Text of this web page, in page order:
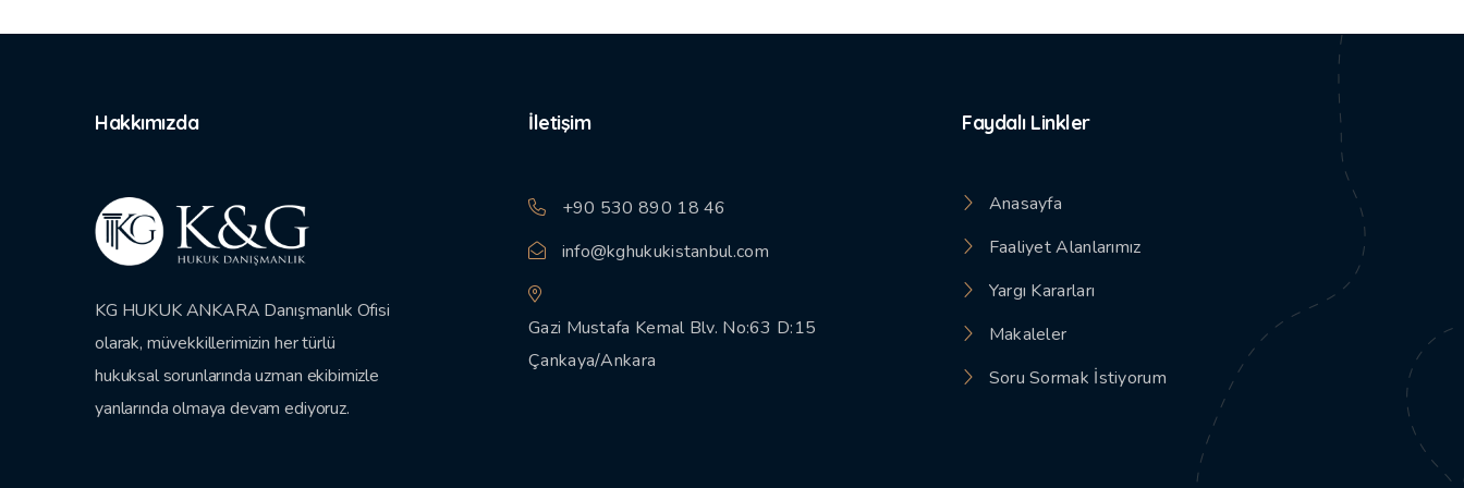
Hakkımızda
KG HUKUK ANKARA Danışmanlık Ofisi
olarak, müvekkillerimizin her türlü
hukuksal sorunlarında uzman ekibimizle
yanlarında olmaya devam ediyoruz.
İletişim
+90 530 890 18 46
info@kghukukistanbul.com
Gazi Mustafa Kemal Blv. No:63 D:15
Çankaya/Ankara
Faydalı Linkler
Anasayfa
Faaliyet Alanlarımız
Yargı Kararları
Makaleler
Soru Sormak İstiyorum